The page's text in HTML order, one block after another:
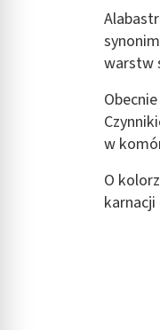
warstw
w
O
Wykorzystywanie
Pomiar efektywności
Pomiar
Rozumienie
Rozwój i ulepszanie
Wykorzystywanie